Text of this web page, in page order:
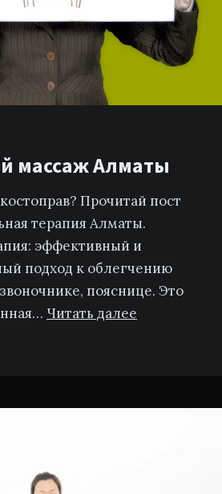
массаж Алматы
Прочитай пост
терапия Алматы.
эффективный и
подход к облегчению
пояснице. Это
Читать далее